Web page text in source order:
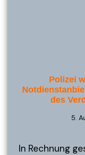
Polizei
des
5.
In Rechnung